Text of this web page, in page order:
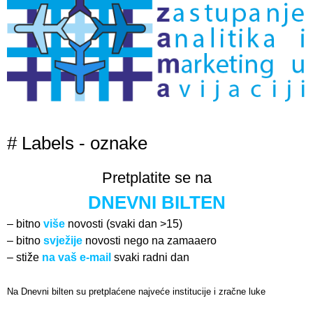
# Labels - oznake
Pretplatite se na
DNEVNI BILTEN
– bitno više novosti (svaki dan >15)
– bitno svježije novosti nego na zamaaero
– stiže na vaš e-mail svaki radni dan
Na Dnevni bilten su pretplaćene najveće institucije i zračne luke